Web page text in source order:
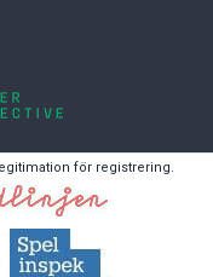
för registrering.